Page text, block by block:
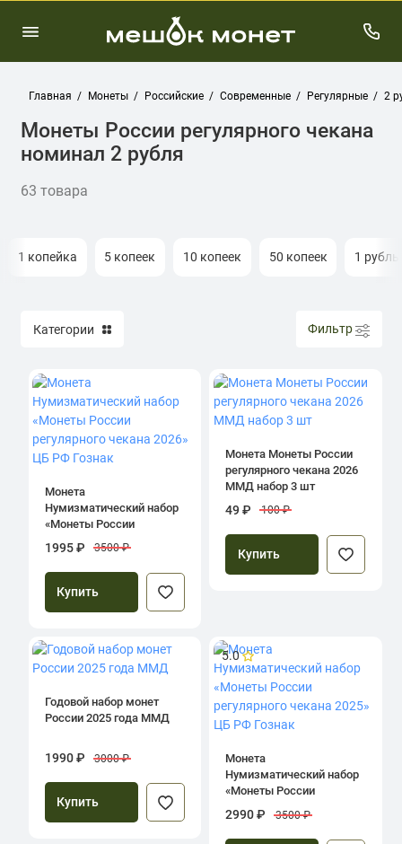
Главная Монеты Российские Современные Регулярные 2
Монеты России регулярного чекана
номинал 2 рубля
63 товара
1 копейка 5 копеек 10 копеек 50 копеек 1 рубль
Категории Фильтр
Монета
Нумизматический набор
«Монеты России
ЦБ РФ Гознак
1995 ₽ 3500 ₽
Купить
Монета Монеты России
регулярного чекана 2026
ММД набор 3 шт
49 ₽ 100 ₽
Купить
Годовой набор монет
России 2025 года ММД
1990 ₽ 3000 ₽
Купить
5.0
Монета
Нумизматический набор
«Монеты России
регулярного чекана 2025»
ЦБ РФ Гознак
2990 ₽ 3500 ₽